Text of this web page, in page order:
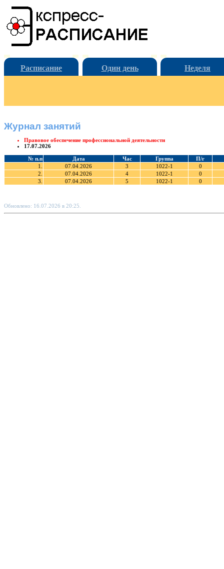
Расписание Один день Неделя
Журнал занятий
Правовое обеспечение профессиональной деятельности
17.07.2026
№ п.п Дата Час Группа
П/г
1.
07.04.2026 3 1022-1
0
2.
07.04.2026 4 1022-1
0
3.
07.04.2026 5 1022-1 0
Обновлено: 16.07.2026 в 20:25.